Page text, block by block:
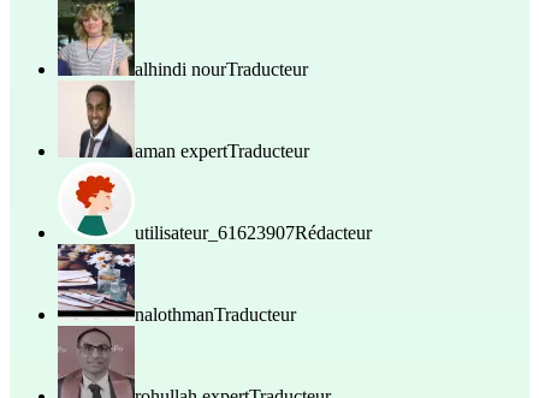
alhindi nourTraducteur
aman expertTraducteur
utilisateur_61623907Rédacteur
nalothmanTraducteur